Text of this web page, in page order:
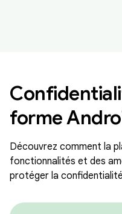
forme
Découvrez comment la
fonctionnalités et des
protéger la